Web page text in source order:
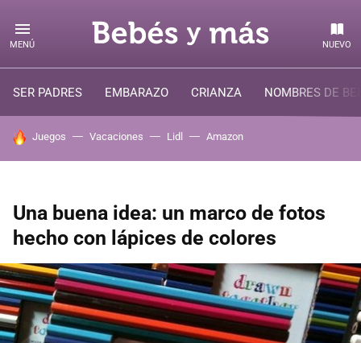
MENÚ NUEVO
SER PADRES EMBARAZO CRIANZA NOMBRES DE
HOY SE HABLA DE
Juegos Vacaciones Lidl Amazon
Una buena idea: un marco de fotos
hecho con lápices de colores